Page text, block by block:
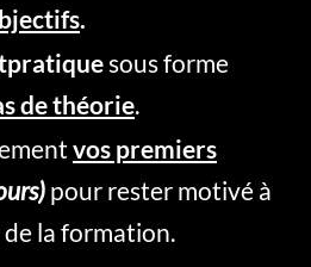
.
sous forme
de théorie.
vos premiers
pour rester motivé à
la formation.